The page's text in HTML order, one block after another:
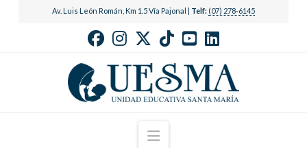
Av. Luis León Román, Km 1.5 Vía Pajonal | Telf: (07) 278-6145
Navigation